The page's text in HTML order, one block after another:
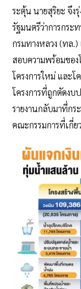
ระตุ้น นายสุริยะ จึง
รัฐมนตรีว่าการกระ
กรมทางหลวง (ทล
สอบความพร้อมของ
โครงการใหม่ และ
โครงการที่ถูกตัดง
รายงานกลับมาที่ก
คณะกรรมการที่เกี่